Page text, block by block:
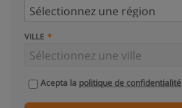
VILLE
Acepta la politique de confidentialité